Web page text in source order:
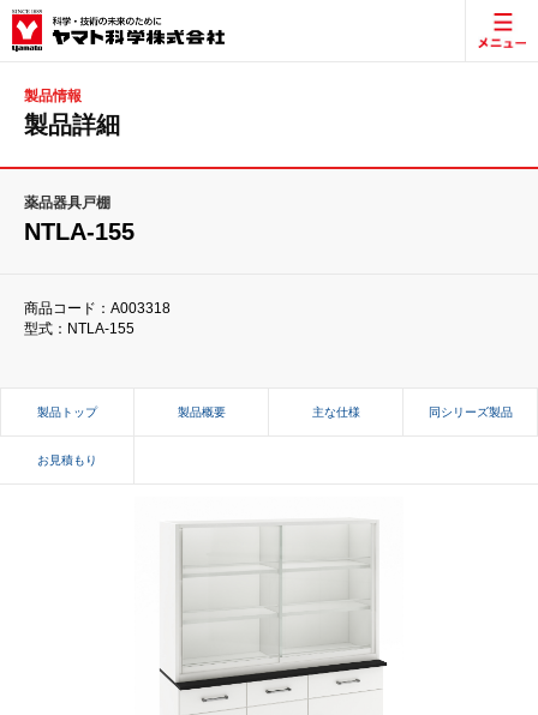
製品情報
製品詳細
薬品器具戸棚
NTLA-155
商品コード：A003318
型式：NTLA-155
製品トップ 製品概要 主な仕様 同シリーズ製品
お見積もり